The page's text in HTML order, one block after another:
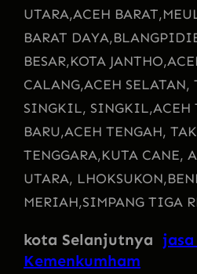
UTARA,ACEH BARAT,
BARAT DAYA,
BESAR,KOTA JANTHO,
CALANG,ACEH SELATAN,
SINGKIL, SINGKIL,ACEH
BARU,ACEH TENGAH,
TENGGARA,KUTA CANE,
UTARA, LHOKSUKON,
MERIAH,SIMPANG TIGA
kota Selanjutnya
Kemenkumham